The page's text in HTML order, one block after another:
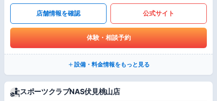
店舗情報を確認 公式サイト
体験・相談予約
設備・料金情報をもっと見る
スポーツクラブNAS伏見桃山店